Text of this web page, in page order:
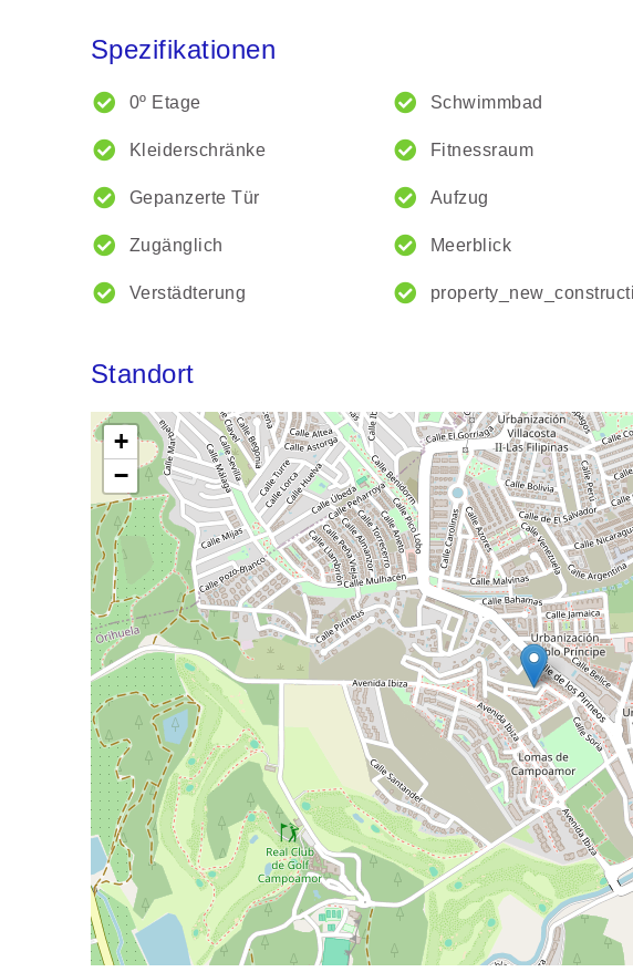
Spezifikationen
0º Etage Schwimmbad
Kleiderschränke Fitnessraum
Gepanzerte Tür Aufzug
Zugänglich Meerblick
Verstädterung
Standort
+
−